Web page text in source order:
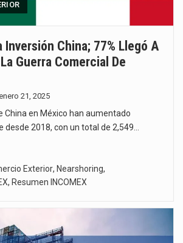
Inversión China; 77% Llegó A
Guerra Comercial De
21, 2025
China en México han aumentado
2018, con un total de 2,549…
Exterior, Nearshoring,
, Resumen INCOMEX